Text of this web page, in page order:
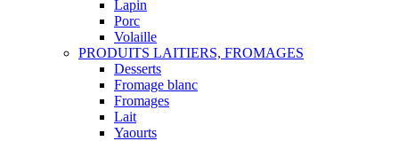
Lapin
Porc
Volaille
PRODUITS LAITIERS, FROMAGES
Desserts
Fromage blanc
Fromages
Lait
Yaourts